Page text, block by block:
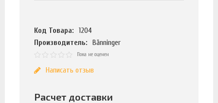
Код Товара:
1204
Производитель:
Bänninger
Пока не оценен
Написать отзыв
Расчет доставки